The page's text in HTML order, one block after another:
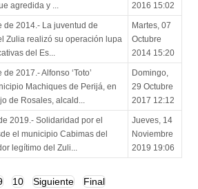
agredida y ...
2016 15:02
de 2014.- La juventud de
Zulia realizó su operación lupa
del Es...
Martes, 07
Octubre
2014 15:20
2017.- Alfonso ‘Toto’
Machiques de Perijá, en
de Rosales, alcald...
Domingo,
29 Octubre
2017 12:12
2019.- Solidaridad por el
el municipio Cabimas del
legítimo del Zuli...
Jueves, 14
Noviembre
2019 19:06
10 Siguiente Final